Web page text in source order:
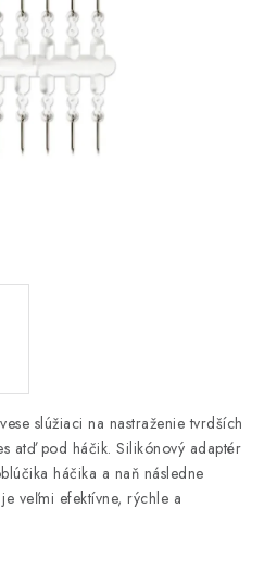
slúžiaci na nastraženie tvrdších
atď pod háčik. Silikónový adaptér
háčika a naň následne
veľmi efektívne, rýchle a